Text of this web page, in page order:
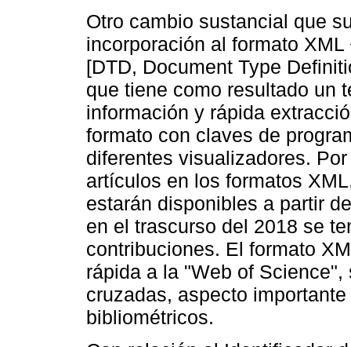
Otro cambio sustancial que
incorporación al formato
[DTD, Document Type
que tiene como resultado un
información y rápida
formato con claves de
diferentes visualizadores.
artículos en los formatos
estarán disponibles a partir
en el trascurso del 2018 se
contribuciones. El formato
rápida a la "Web of
cruzadas, aspecto
bibliométricos.